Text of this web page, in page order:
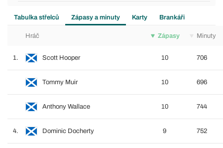
Tabulka střelců Zápasy a minuty Karty Brankáři
Hráč Zápasy Minuty
1. Scott Hooper 10 706
Tommy Muir 10 696
Anthony Wallace 10 744
4. Dominic Docherty 9 752